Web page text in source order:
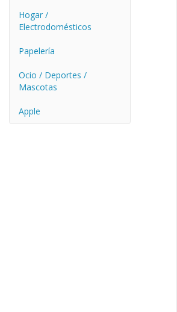
Hogar /
Electrodomésticos
Papelería
Ocio / Deportes /
Mascotas
Apple